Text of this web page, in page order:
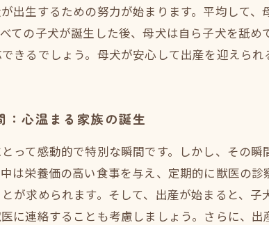
出生するための努力が始まります。平均して
ての子犬が誕生した後、母犬は自ら子犬を舐
きるでしょう。母犬が安心して出産を迎えら
：心温まる家族の誕生
って感動的で特別な瞬間です。しかし、その
は栄養価の高い食事を与え、定期的に獣医の
が求められます。そして、出産が始まると、
に連絡することも考慮しましょう。さらに、